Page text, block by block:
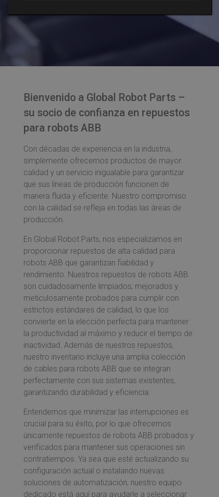
Bienvenido a Global Robot Parts –
su socio de confianza en repuestos
para robots ABB
Con décadas de experiencia en la industria,
simplemente ofrecemos productos de mayor
calidad y un servicio inigualable para garantizar
que sus líneas de producción funcionen de
manera fluida y eficiente. Nuestro compromiso
con la calidad se refleja en todas las áreas de
producción.
En Global Robot Parts, nos especializamos en
proporcionar repuestos de alta calidad para
robots ABB que garantizan fiabilidad y
rendimiento. Nuestros repuestos de robots ABB
son cuidadosamente limpiados, mejorados y
meticulosamente probados para cumplir con
estrictos estándares de calidad, lo que los
convierte en la elección perfecta para mantener
la productividad al máximo y reducir el tiempo de
inactividad. Además de nuestros repuestos,
nuestro inventario incluye una amplia colección
de cables para robots ABB que se integran
perfectamente con sus sistemas existentes,
garantizando durabilidad y eficiencia.
Entendemos que minimizar las interrupciones es
crucial para su éxito, por lo que ofrecemos
únicamente repuestos de robots ABB probados y
verificados para mantener sus operaciones sin
contratiempos. Ya sea que esté actualizando su
configuración actual o instalando nuevas
soluciones de automatización, nuestro equipo
dedicado está aquí para ayudarle a seleccionar